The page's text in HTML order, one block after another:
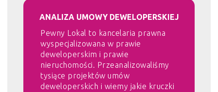
ANALIZA UMOWY DEWELOPERSKIEJ
Pewny Lokal to kancelaria prawna
wyspecjalizowana w prawie
deweloperskim i prawie
nieruchomości. Przeanalizowaliśmy
tysiące projektów umów
deweloperskich i wiemy jakie kruczki